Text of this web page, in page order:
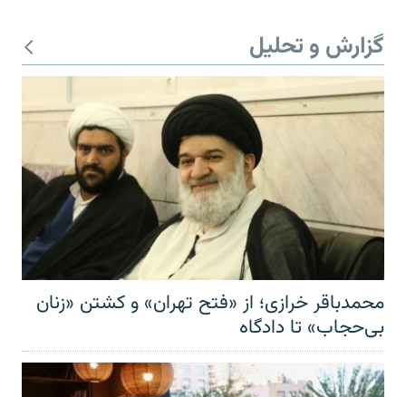
گزارش و تحلیل
محمدباقر خرازی؛ از «فتح تهران» و کشتن «زنان
بی‌حجاب» تا دادگاه